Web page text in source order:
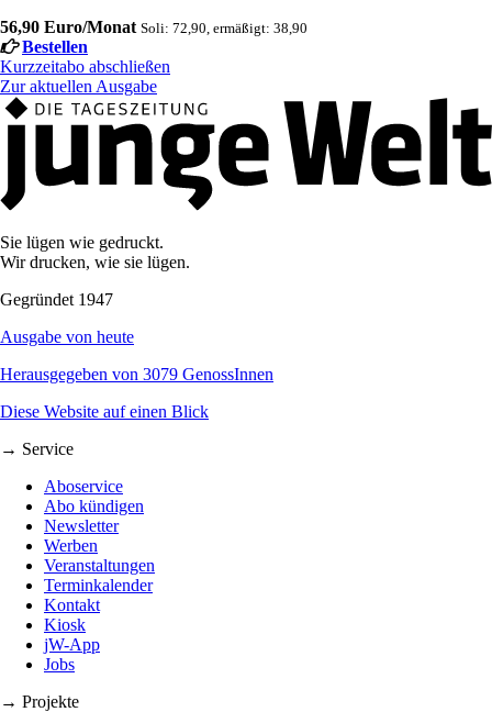
56,90 Euro/Monat Soli: 72,90, ermäßigt: 38,90
Bestellen
Kurzzeitabo abschließen
Zur aktuellen Ausgabe
Sie lügen wie gedruckt.
Wir drucken, wie sie lügen.
Gegründet 1947
Ausgabe von heute
Herausgegeben von 3079 GenossInnen
Diese Website auf einen Blick
→ Service
Aboservice
Abo kündigen
Newsletter
Werben
Veranstaltungen
Terminkalender
Kontakt
Kiosk
jW-App
Jobs
→ Projekte